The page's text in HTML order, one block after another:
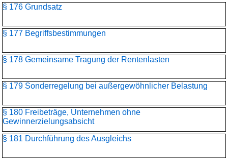
§ 176 Grundsatz
§ 177 Begriffsbestimmungen
§ 178 Gemeinsame Tragung der Rentenlasten
§ 179 Sonderregelung bei außergewöhnlicher Belastung
§ 180 Freibeträge, Unternehmen ohne
Gewinnerzielungsabsicht
§ 181 Durchführung des Ausgleichs